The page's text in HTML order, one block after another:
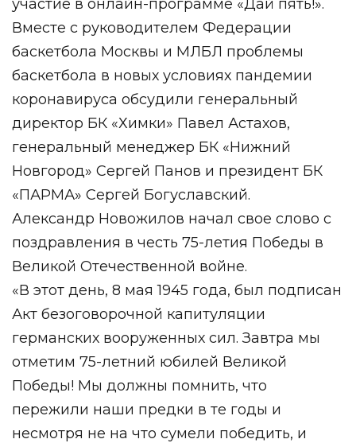
участие в онлайн-программе «Дай пять!».
Вместе с руководителем Федерации
баскетбола Москвы и МЛБЛ проблемы
баскетбола в новых условиях пандемии
коронавируса обсудили генеральный
директор БК «Химки» Павел Астахов,
генеральный менеджер БК «Нижний
Новгород» Сергей Панов и президент БК
«ПАРМА» Сергей Богуславский.
Александр Новожилов начал свое слово с
поздравления в честь 75-летия Победы в
Великой Отечественной войне.
«В этот день, 8 мая 1945 года, был подписан
Акт безоговорочной капитуляции
германских вооруженных сил. Завтра мы
отметим 75-летний юбилей Великой
Победы! Мы должны помнить, что
пережили наши предки в те годы и
несмотря не на что сумели победить, и